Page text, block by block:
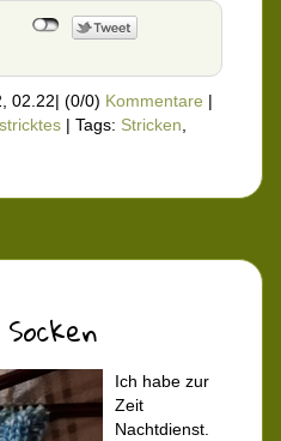
02.22| (0/0) Kommentare |
| Tags: Stricken,
Ich habe zur
Zeit
Nachtdienst.